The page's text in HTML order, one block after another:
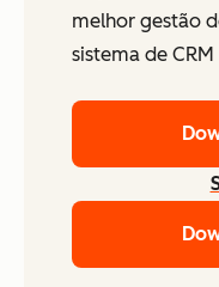
melhor gestão
sistema de CRM